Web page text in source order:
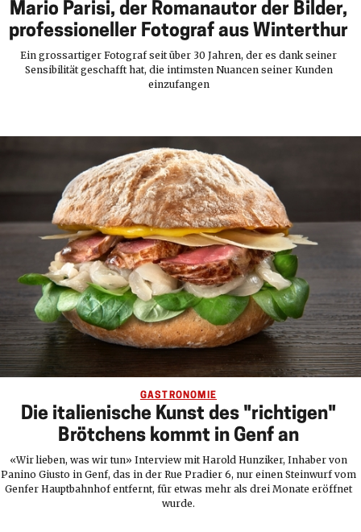
Mario Parisi, der Romanautor der Bilder,
professioneller Fotograf aus Winterthur
Ein grossartiger Fotograf seit über 30 Jahren, der es dank seiner
Sensibilität geschafft hat, die intimsten Nuancen seiner Kunden
einzufangen
GASTRONOMIE
Die italienische Kunst des "richtigen"
Brötchens kommt in Genf an
«Wir lieben, was wir tun» Interview mit Harold Hunziker, Inhaber von
Panino Giusto in Genf, das in der Rue Pradier 6, nur einen Steinwurf vom
Genfer Hauptbahnhof entfernt, für etwas mehr als drei Monate eröffnet
wurde.